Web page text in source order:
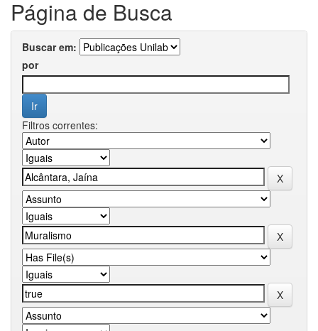
Página de Busca
Buscar em:
por
Filtros correntes: